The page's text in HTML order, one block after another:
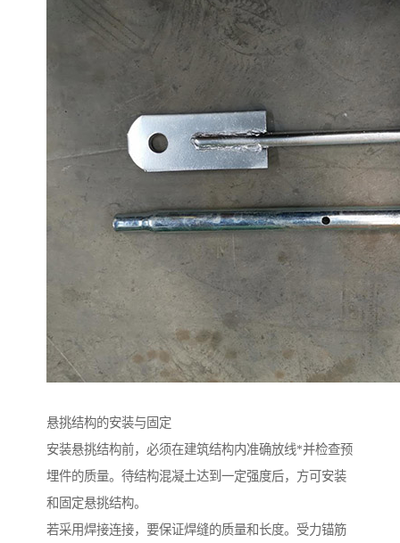
悬挑结构的安装与固定
安装悬挑结构前，必须在建筑结构内准确放线*并检查预
埋件的质量。待结构混凝土达到一定强度后，方可安装
和固定悬挑结构。
若采用焊接连接，要保证焊缝的质量和长度。受力锚筋